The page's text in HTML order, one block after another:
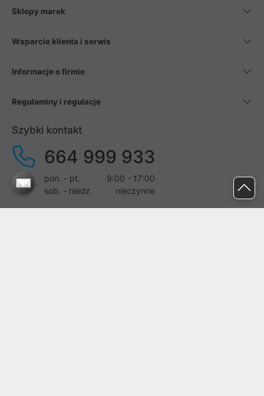
Sklepy marek
Wsparcie klienta i serwis
Informacje o firmie
Regulaminy i regulacje
Szybki kontakt
664 999 933
pon. - pt.
9:00 - 17:00
sob. - niedz.
nieczynne